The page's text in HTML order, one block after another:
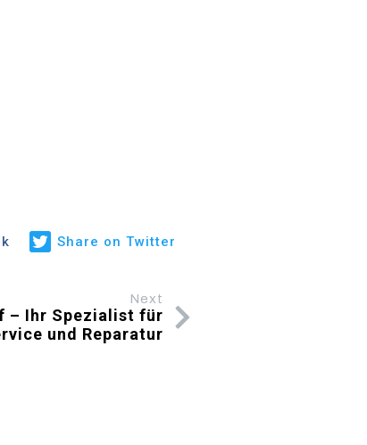
Share on Twitter
Next
– Ihr Spezialist für
und Reparatur